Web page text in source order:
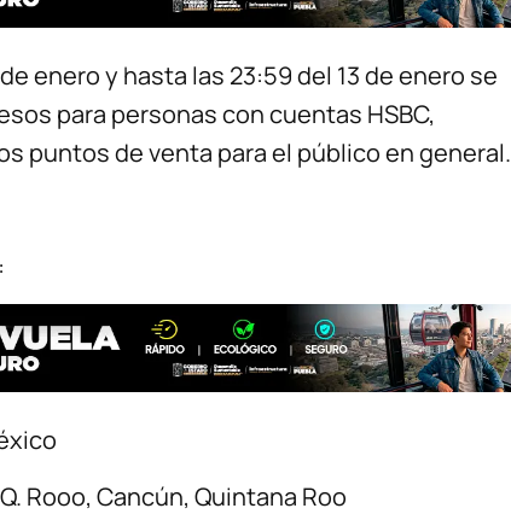
enero y hasta las 23:59 del 13 de enero se
para personas con cuentas HSBC,
puntos de venta para el público en general.
Rooo, Cancún, Quintana Roo